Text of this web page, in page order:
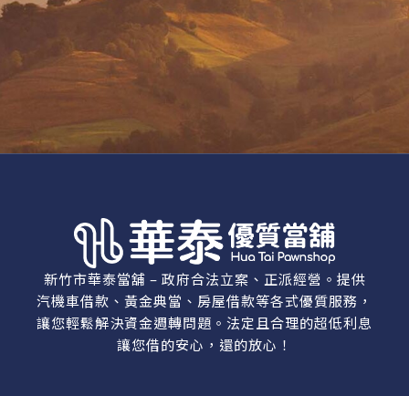
新竹市華泰當舖 – 政府合法立案、正派經營。提供
汽機車借款、黃金典當、房屋借款等各式優質服務，
讓您輕鬆解決資金週轉問題。法定且合理的超低利息
讓您借的安心，還的放心！